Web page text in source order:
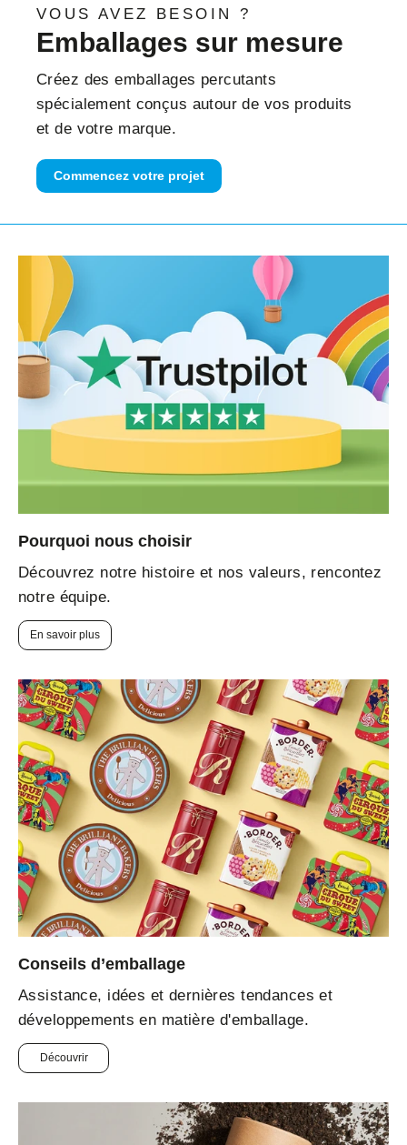
VOUS AVEZ BESOIN ?
Emballages sur mesure
Créez des emballages percutants
spécialement conçus autour de vos produits
et de votre marque.
Commencez votre projet
Pourquoi nous choisir
Découvrez notre histoire et nos valeurs, rencontez
notre équipe.
En savoir plus
Conseils d’emballage
Assistance, idées et dernières tendances et
développements en matière d'emballage.
Découvrir